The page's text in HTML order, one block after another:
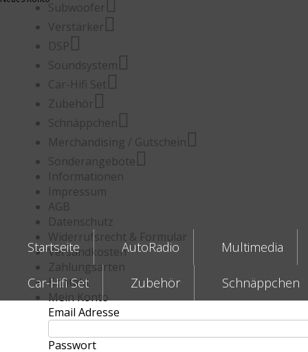
Startseite AutoRadio Multimedia
Car-Hifi Set Zubehör Schnäppchen
Subwoofer
Verstärker
DSP
Soundsystem
Car-Hifi Set
Zubehör
Schnäppchen
Merchandising / Gutschein
Sonderangebote
Informationen
Impressum
AGB
Datenschutz
Widerrufsrecht & Formular
Versandkosten
Zahlungsarten
Kontakt
Mein Konto
Email Adresse
Passwort